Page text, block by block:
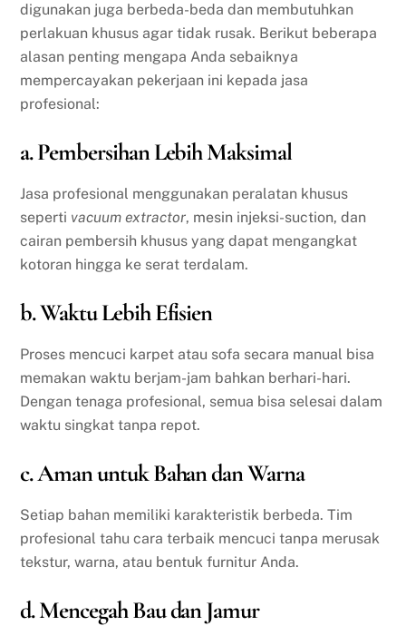
digunakan juga berbeda-beda dan membutuhkan
perlakuan khusus agar tidak rusak. Berikut beberapa
alasan penting mengapa Anda sebaiknya
mempercayakan pekerjaan ini kepada jasa
profesional:
a. Pembersihan Lebih Maksimal
Jasa profesional menggunakan peralatan khusus
seperti vacuum extractor, mesin injeksi-suction, dan
cairan pembersih khusus yang dapat mengangkat
kotoran hingga ke serat terdalam.
b. Waktu Lebih Efisien
Proses mencuci karpet atau sofa secara manual bisa
memakan waktu berjam-jam bahkan berhari-hari.
Dengan tenaga profesional, semua bisa selesai dalam
waktu singkat tanpa repot.
c. Aman untuk Bahan dan Warna
Setiap bahan memiliki karakteristik berbeda. Tim
profesional tahu cara terbaik mencuci tanpa merusak
tekstur, warna, atau bentuk furnitur Anda.
d. Mencegah Bau dan Jamur